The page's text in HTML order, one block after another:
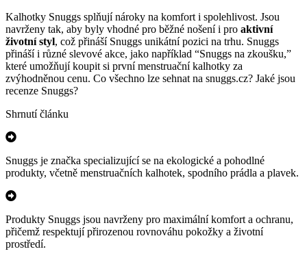
Kalhotky Snuggs splňují nároky na komfort i spolehlivost. Jsou
navrženy tak, aby byly vhodné pro běžné nošení i pro aktivní
životní styl, což přináší Snuggs unikátní pozici na trhu. Snuggs
přináší i různé slevové akce, jako například “Snuggs na zkoušku,”
které umožňují koupit si první menstruační kalhotky za
zvýhodněnou cenu. Co všechno lze sehnat na snuggs.cz? Jaké jsou
recenze Snuggs?
Shrnutí článku
Snuggs je značka specializující se na ekologické a pohodlné
produkty, včetně menstruačních kalhotek, spodního prádla a plavek.
Produkty Snuggs jsou navrženy pro maximální komfort a ochranu,
přičemž respektují přirozenou rovnováhu pokožky a životní
prostředí.